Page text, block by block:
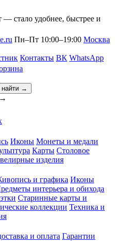
стало удобнее, быстрее и
Пн–Пт 10:00–19:00 Москва
Контакты ВК WhatsApp
найти →
→
Иконы Монеты и медали
Карты Столовое
изделия
и графика Иконы
интерьера и обихода
Старинные карты и
коллекции Техника и
и оплата Гарантии